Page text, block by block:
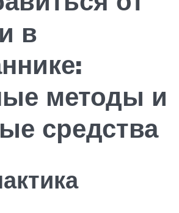
в
методы и
средства